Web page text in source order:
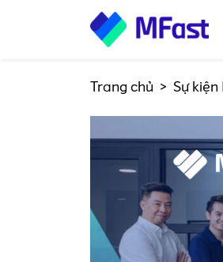
Trang chủ Sự kiện